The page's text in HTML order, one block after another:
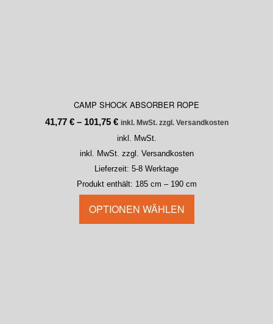
CAMP SHOCK ABSORBER ROPE
41,77 €– 101,75 € inkl. MwSt. zzgl. Versandkosten
inkl. MwSt.
inkl. MwSt. zzgl. Versandkosten
Lieferzeit: 5-8 Werktage
Produkt enthält: 185 cm – 190 cm
OPTIONEN WÄHLEN